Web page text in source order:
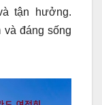
tận hưởng.
và đáng sống